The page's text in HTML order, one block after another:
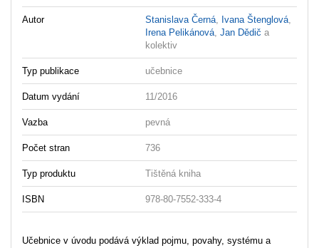
Autor Stanislava Černá Ivana Štenglová
Irena Pelikánová ,Jan Dědič a
kolektiv
Typ publikace učebnice
Datum vydání 11/2016
Vazba pevná
Počet stran 736
Typ produktu Tištěná kniha
ISBN 978-80-7552-333-4
Učebnice v úvodu podává výklad pojmu, povahy, systému a